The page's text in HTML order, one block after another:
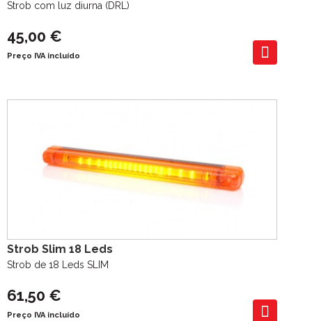
Strob com luz diurna (DRL)
45,00 €
Preço IVA incluído
Strob Slim 18 Leds
Strob de 18 Leds SLIM
61,50 €
Preço IVA incluído